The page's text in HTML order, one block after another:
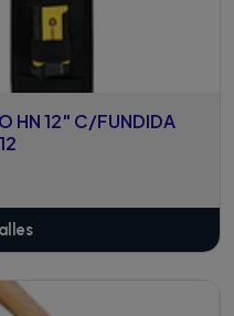
HN 12" C/FUNDIDA